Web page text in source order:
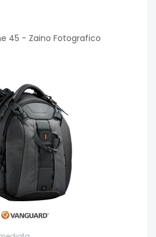
45 - Zaino Fotografico